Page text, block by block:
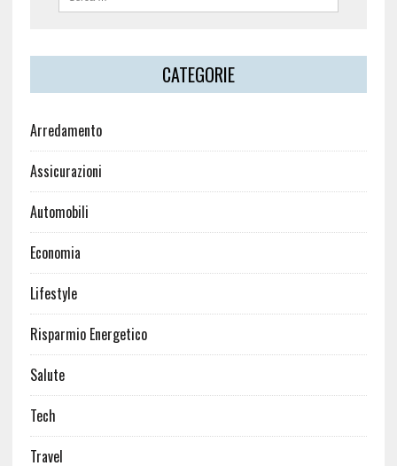
CATEGORIE
Arredamento
Assicurazioni
Automobili
Economia
Lifestyle
Risparmio Energetico
Salute
Tech
Travel